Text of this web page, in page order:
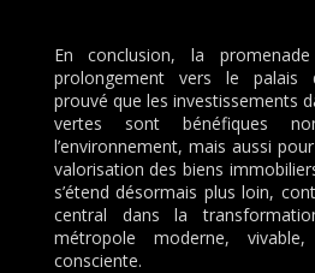
En conclusion, la
prolongement vers le palais
prouvé que les investissements
vertes sont bénéfiques
l’environnement, mais aussi
valorisation des biens
s’étend désormais plus loin,
central dans la
métropole moderne,
consciente.